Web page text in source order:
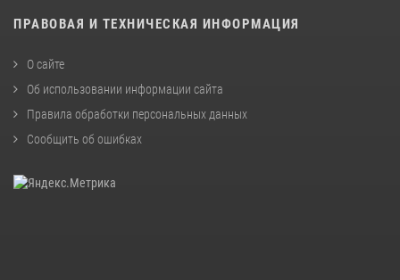
ПРАВОВАЯ И ТЕХНИЧЕСКАЯ ИНФОРМАЦИЯ
О сайте
Об использовании информации сайта
Правила обработки персональных данных
Сообщить об ошибках